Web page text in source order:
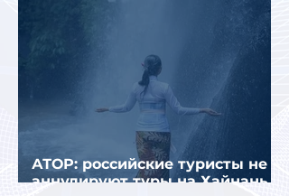
АТОР: российские туристы не
аннулируют туры на Хайнань